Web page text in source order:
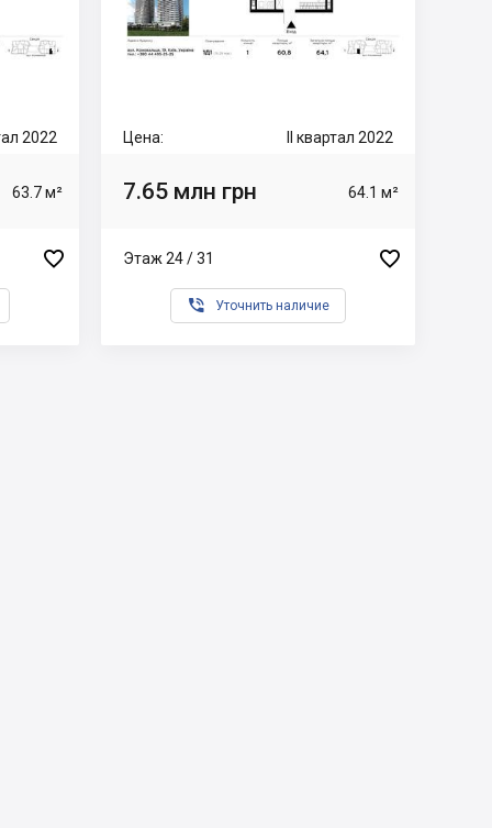
2022
63.7 м²

Цена: II квартал 2022
7.65 млн грн 64.1 м²
Этаж 24 / 31 
 Уточнить наличие